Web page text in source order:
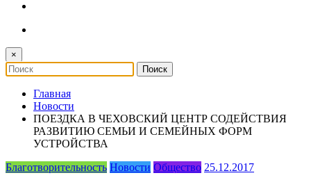
×
Главная
Новости
ПОЕЗДКА В ЧЕХОВСКИЙ ЦЕНТР СОДЕЙСТВИЯ
РАЗВИТИЮ СЕМЬИ И СЕМЕЙНЫХ ФОРМ
УСТРОЙСТВА
Благотворительность Новости Общество 25.12.2017